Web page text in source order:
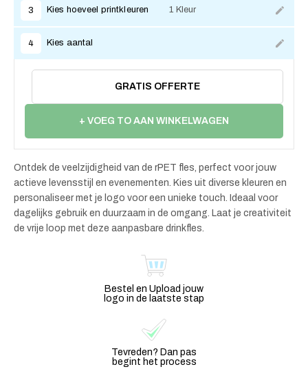
3 Kies hoeveel printkleuren 1 Kleur
4 Kies aantal
GRATIS OFFERTE
+ VOEG TO AAN WINKELWAGEN
Ontdek de veelzijdigheid van de rPET fles, perfect voor jouw
actieve levensstijl en evenementen. Kies uit diverse kleuren en
personaliseer met je logo voor een unieke touch. Ideaal voor
dagelijks gebruik en duurzaam in de omgang. Laat je creativiteit
de vrije loop met deze aanpasbare drinkfles.
Bestel en Upload jouw
logo in de laatste stap
Tevreden? Dan pas
begint het process